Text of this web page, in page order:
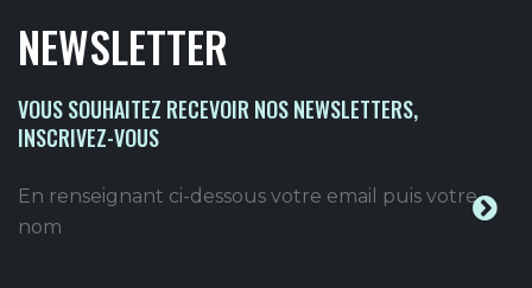
NEWSLETTER
VOUS SOUHAITEZ RECEVOIR NOS NEWSLETTERS,
INSCRIVEZ-VOUS
En renseignant ci-dessous votre email puis votre
nom